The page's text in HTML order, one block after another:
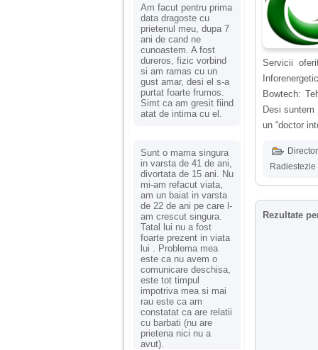
Am facut pentru prima
data dragoste cu
prietenul meu, dupa 7
ani de cand ne
cunoastem. A fost
dureros, fizic vorbind
si am ramas cu un
gust amar, desi el s-a
purtat foarte frumos.
Simt ca am gresit fiind
atat de intima cu el.
Sunt o mama singura
in varsta de 41 de ani,
divortata de 15 ani. Nu
mi-am refacut viata,
am un baiat in varsta
de 22 de ani pe care l-
am crescut singura.
Tatal lui nu a fost
foarte prezent in viata
lui . Problema mea
este ca nu avem o
comunicare deschisa,
este tot timpul
impotriva mea si mai
rau este ca am
constatat ca are relatii
cu barbati (nu are
prietena nici nu a
avut).
Servicii
Bowtech:
Desi
un “doctor
Rezultate